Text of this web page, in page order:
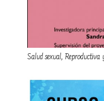
Salud sexual, Reproductiva